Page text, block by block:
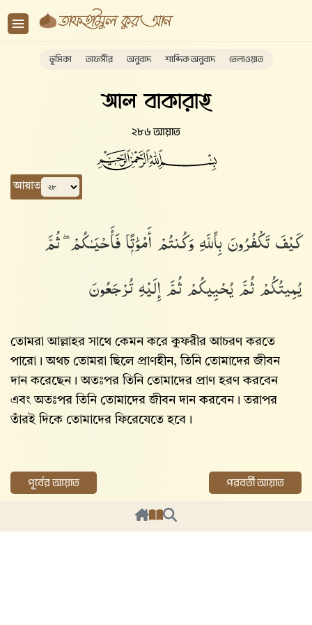
ভূমিকা তাফসীর অনুবাদ শাব্দিক অনুবাদ তেলাওয়াত
আল বাকারাহ
২৮৬ আয়াত
আয়াত
كَيْفَ تَكْفُرُونَ بِٱللَّهِ وَكُنتُمْ أَمْوَٰتًۭا فَأَحْيَـٰكُمْ ۖ ثُمَّ
يُمِيتُكُمْ ثُمَّ يُحْيِيكُمْ ثُمَّ إِلَيْهِ تُرْجَعُونَ
তোমরা আল্লাহর সাথে কেমন করে কুফরীর আচরণ করতে
পারো। অথচ তোমরা ছিলে প্রাণহীন, তিনি তোমাদের জীবন
দান করেছেন। অতঃপর তিনি তোমাদের প্রাণ হরণ করবেন
এবং অতঃপর তিনি তোমাদের জীবন দান করবেন। তরাপর
তাঁরই দিকে তোমাদের ফিরেযেতে হবে।
পূর্বের আয়াত পরবর্তী আয়াত